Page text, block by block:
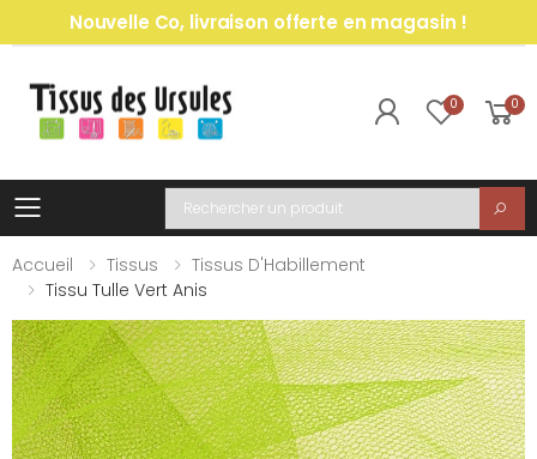
Nouvelle Co, livraison offerte en magasin !
0 0
Toggle mobile menu
Recherche
Accueil
Tissus
Tissus D'Habillement
Tissu Tulle Vert Anis